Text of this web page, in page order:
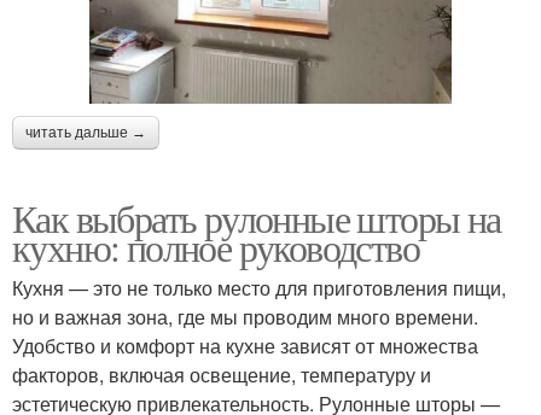
читать дальше →
Как выбрать рулонные шторы на
кухню: полное руководство
Кухня — это не только место для приготовления пищи,
но и важная зона, где мы проводим много времени.
Удобство и комфорт на кухне зависят от множества
факторов, включая освещение, температуру и
эстетическую привлекательность. Рулонные шторы —